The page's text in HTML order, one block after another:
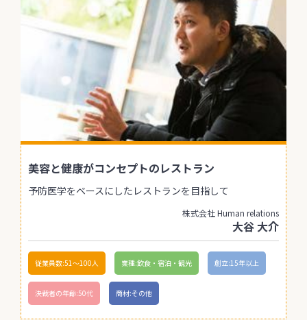
美容と健康がコンセプトのレストラン
予防医学をベースにしたレストランを目指して
株式会社 Human relations
大谷 大介
従業員数:51〜100人 業種:飲食・宿泊・観光 創立:15年以上
決裁者の年齢:50代 商材:その他